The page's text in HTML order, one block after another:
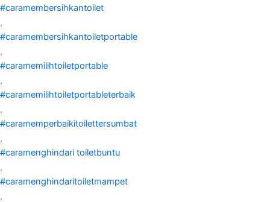
#caramembersihkantoilet
,
#caramembersihkantoiletportable
,
#caramemilihtoiletportable
,
#caramemilihtoiletportableterbaik
,
#caramemperbaikitoilettersumbat
,
#caramenghindari toiletbuntu
,
#caramenghindaritoiletmampet
,